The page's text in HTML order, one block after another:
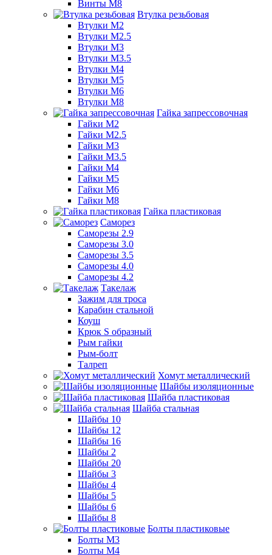
Винты М8
Втулка резьбовая
Втулки М2
Втулки М2.5
Втулки М3
Втулки М3.5
Втулки М4
Втулки М5
Втулки М6
Втулки М8
Гайка запрессовочная
Гайки М2
Гайки М2.5
Гайки М3
Гайки М3.5
Гайки М4
Гайки М5
Гайки М6
Гайки М8
Гайка пластиковая
Саморез
Саморезы 2.9
Саморезы 3.0
Саморезы 3.5
Саморезы 4.0
Саморезы 4.2
Такелаж
Зажим для троса
Карабин стальной
Коуш
Крюк S образный
Рым гайки
Рым-болт
Талреп
Хомут металлический
Шайбы изоляционные
Шайба пластиковая
Шайба стальная
Шайбы 10
Шайбы 12
Шайбы 16
Шайбы 2
Шайбы 20
Шайбы 3
Шайбы 4
Шайбы 5
Шайбы 6
Шайбы 8
Болты пластиковые
Болты М3
Болты М4